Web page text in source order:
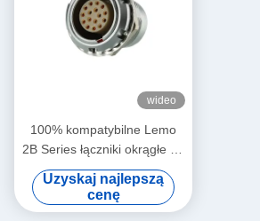
wideo
100% kompatybilne Lemo
2B Series łączniki okrągłe 16
pinów Mężczyzna i kobieta
Uzyskaj najlepszą
cenę